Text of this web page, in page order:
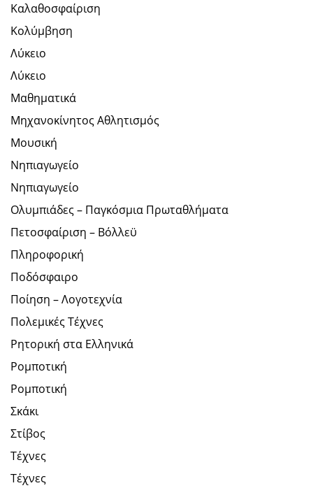
Καλαθοσφαίριση
Κολύμβηση
Λύκειο
Λύκειο
Μαθηματικά
Μηχανοκίνητος Αθλητισμός
Μουσική
Νηπιαγωγείο
Νηπιαγωγείο
Ολυμπιάδες – Παγκόσμια Πρωταθλήματα
Πετοσφαίριση – Βόλλεϋ
Πληροφορική
Ποδόσφαιρο
Ποίηση – Λογοτεχνία
Πολεμικές Τέχνες
Ρητορική στα Ελληνικά
Ρομποτική
Ρομποτική
Σκάκι
Στίβος
Τέχνες
Τέχνες